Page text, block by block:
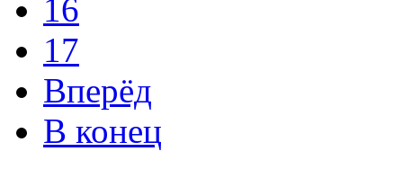
16
17
Вперёд
В конец